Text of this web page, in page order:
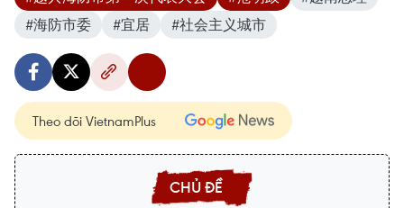
#海防市委
#宜居 #社会主义城市
Theo dõi VietnamPlus